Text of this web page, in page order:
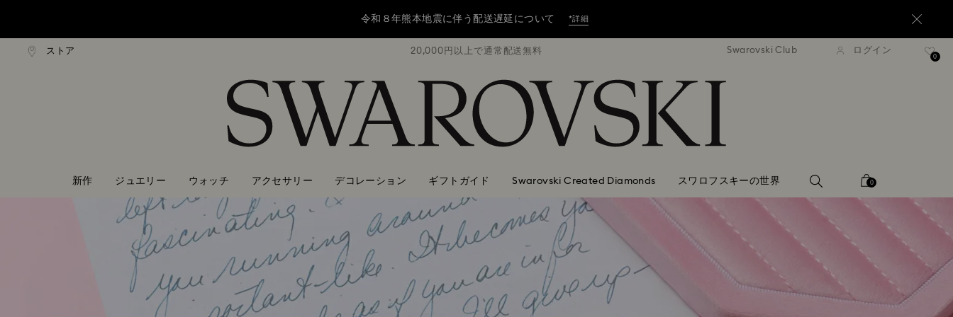
令和８年熊本地震に伴う配送遅延について *詳細
令和８年熊本地震に伴う配送遅延について
令和８年熊本地震に伴う配送遅延について *詳細
Accesskeys list
ストア
円以上で通常配送無料 20,000円以上で通常配送無料 20,000円以上で通常配送無料 20,000円以上で通常配送
Swarovski Club ログイン
0
新作 ジュエリー ウォッチ アクセサリー デコレーション ギフトガイド Swarovski Created Diamonds スワロフスキーの世界 0